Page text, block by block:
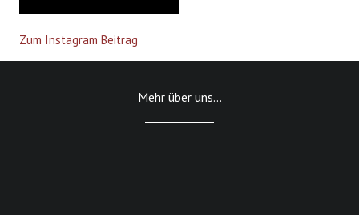
Zum Instagram Beitrag
Mehr über uns...